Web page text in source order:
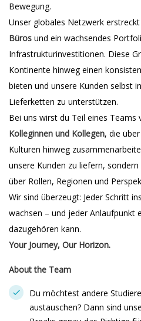
Bewegung.
Unser globales Netzwerk
Büros und ein wachsendes
Infrastrukturinvestitionen. Diese
Kontinente hinweg einen
bieten und unsere Kunden selbst
Lieferketten zu unterstützen.
Bei uns wirst du Teil eines Teams
Kolleginnen und Kollegen, die
Kulturen hinweg
unsere Kunden zu liefern,
über Rollen, Regionen und
Wir sind überzeugt: Jeder Schritt
wachsen – und jeder Anlaufpunkt
dazugehören kann.
Your Journey, Our Horizon.
About the Team
Du möchtest andere
austauschen? Dann sind